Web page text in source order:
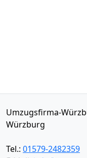
Umzugsfirma-
Würzburg
Tel.: 01579-2482359